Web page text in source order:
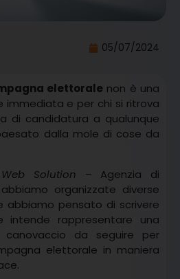
05/07/2024
elettorale non è una
immediata e per chi si ritrova
di candidatura a qualunque
dalla mole di cose da
Solution – Agenzia di
organizzate diverse
abbiamo pensato di scrivere
intende rappresentare una
da seguire per
elettorale in maniera